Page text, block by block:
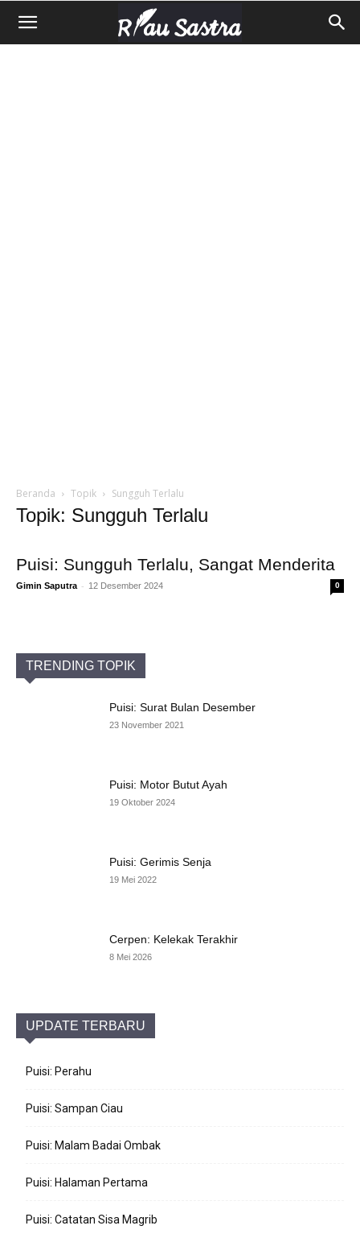
Beranda Topik Sungguh Terlalu
Topik: Sungguh Terlalu
Puisi: Sungguh Terlalu, Sangat Menderita
Gimin Saputra - 12 Desember 2024 0
TRENDING TOPIK
Puisi: Surat Bulan Desember
23 November 2021
Puisi: Motor Butut Ayah
19 Oktober 2024
Puisi: Gerimis Senja
19 Mei 2022
Cerpen: Kelekak Terakhir
8 Mei 2026
UPDATE TERBARU
Puisi: Perahu
Puisi: Sampan Ciau
Puisi: Malam Badai Ombak
Puisi: Halaman Pertama
Puisi: Catatan Sisa Magrib